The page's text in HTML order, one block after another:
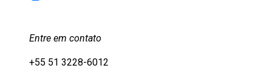
Entre em contato
+55 51 3228-6012